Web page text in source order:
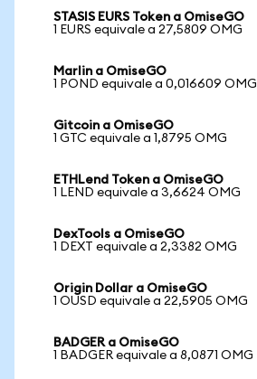
STASIS EURS Token a OmiseGO
1 EURS equivale a 27,5809 OMG
Marlin a OmiseGO
1 POND equivale a 0,016609 OMG
Gitcoin a OmiseGO
1 GTC equivale a 1,8795 OMG
ETHLend Token a OmiseGO
1 LEND equivale a 3,6624 OMG
DexTools a OmiseGO
1 DEXT equivale a 2,3382 OMG
Origin Dollar a OmiseGO
1 OUSD equivale a 22,5905 OMG
BADGER a OmiseGO
1 BADGER equivale a 8,0871 OMG